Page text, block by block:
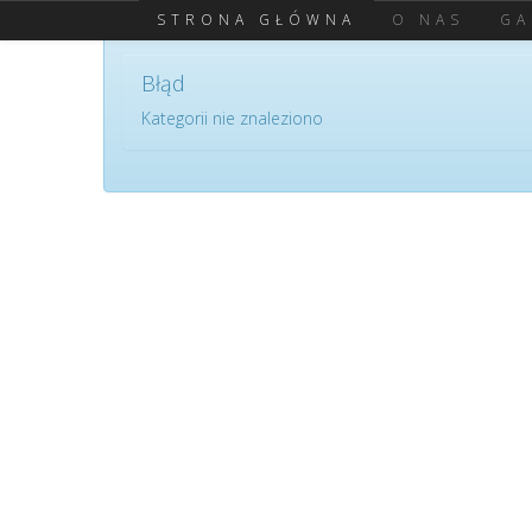
Powiadomienie!
Błąd
Kategorii nie znaleziono
STRONA GŁÓWNA O NAS